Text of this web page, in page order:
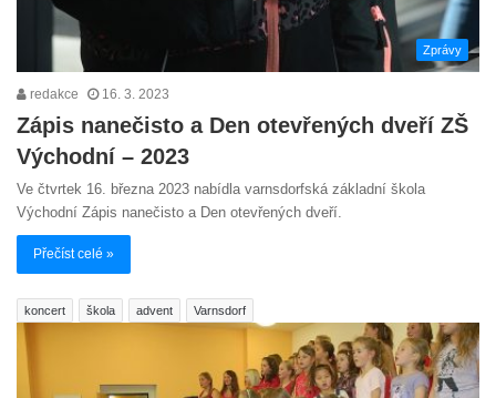
Zprávy
redakce 16. 3. 2023
Zápis nanečisto a Den otevřených dveří ZŠ
Východní – 2023
Ve čtvrtek 16. března 2023 nabídla varnsdorfská základní škola
Východní Zápis nanečisto a Den otevřených dveří.
Přečíst celé »
koncert škola advent Varnsdorf